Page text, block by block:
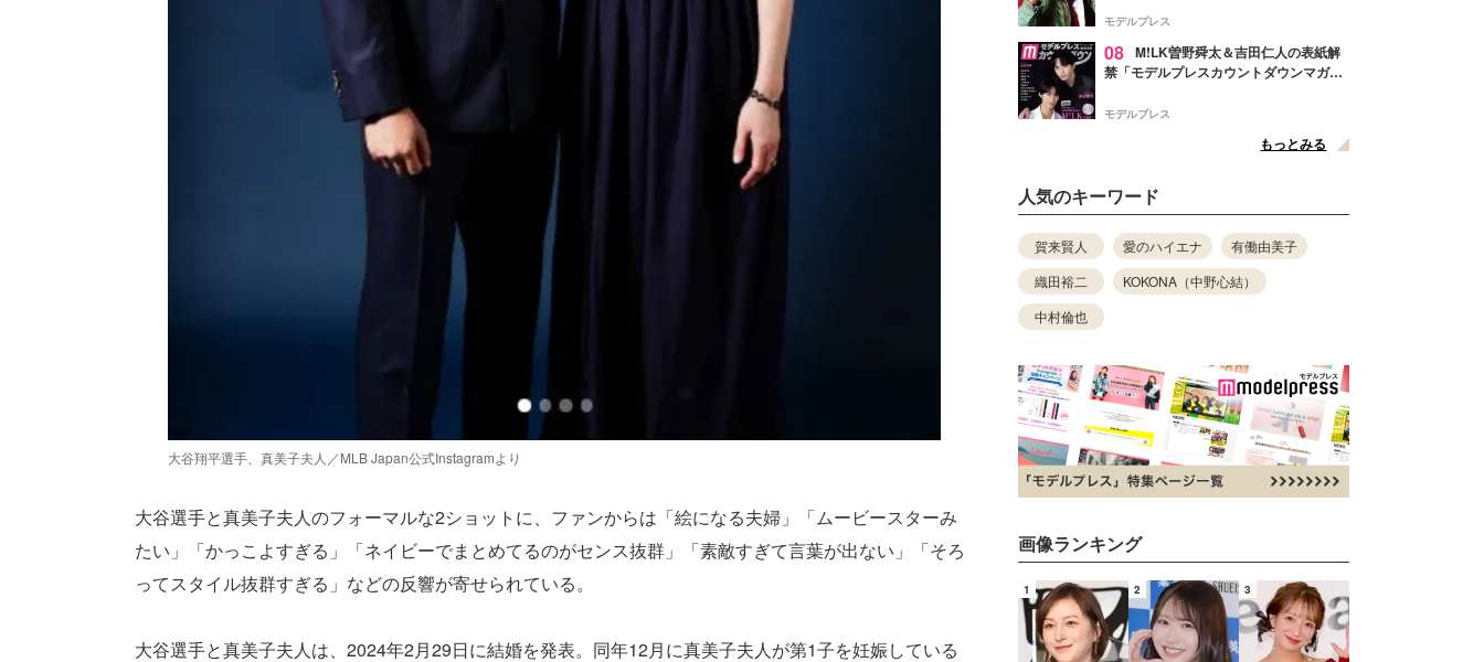
大谷翔平選手、真美子夫人／MLB Japan公式Instagramより
大谷選手と真美子夫人のフォーマルな2ショットに、ファンからは「絵になる夫婦」「ムービースターみ
たい」「かっこよすぎる」「ネイビーでまとめてるのがセンス抜群」「素敵すぎて言葉が出ない」「そろ
ってスタイル抜群すぎる」などの反響が寄せられている。
大谷選手と真美子夫人は、2024年2月29日に結婚を発表。同年12月に真美子夫人が第1子を妊娠している
徴する“謎のキーワード”も
モデルプレス
08 M!LK曽野舜太＆吉田仁人の表紙解
禁「モデルプレスカウントダウンマガジ
モデルプレス
もっとみる
人気のキーワード
賀来賢人 愛のハイエナ
有働由美子
織田裕二
KOKONA（中野心結）
中村倫也
画像ランキング
1 2 3